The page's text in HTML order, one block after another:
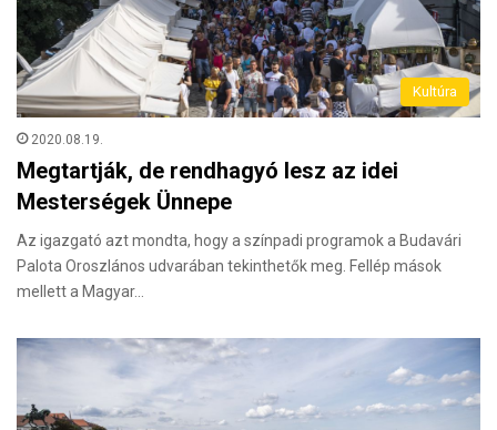
Kultúra
2020.08.19.
Megtartják, de rendhagyó lesz az idei
Mesterségek Ünnepe
Az igazgató azt mondta, hogy a színpadi programok a Budavári
Palota Oroszlános udvarában tekinthetők meg. Fellép mások
mellett a Magyar…